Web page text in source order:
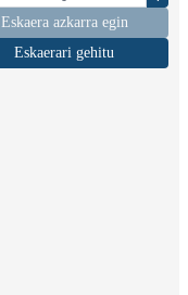
Eskaera azkarra egin
Eskaerari gehitu